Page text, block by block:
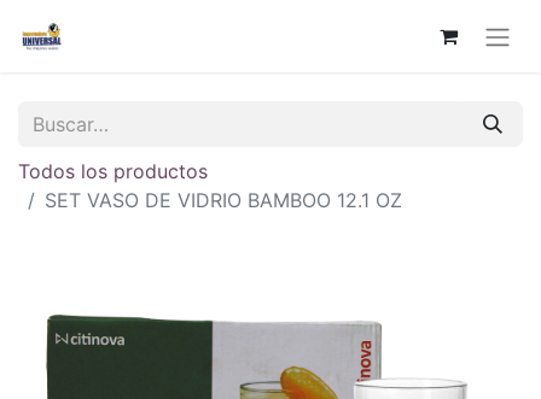
Todos los productos
SET VASO DE VIDRIO BAMBOO 12.1 OZ